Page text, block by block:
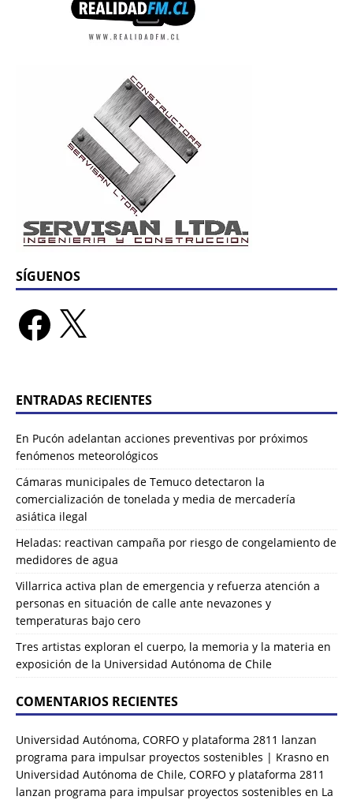
SÍGUENOS
ENTRADAS RECIENTES
En Pucón adelantan acciones preventivas por próximos
fenómenos meteorológicos
Cámaras municipales de Temuco detectaron la
comercialización de tonelada y media de mercadería
asiática ilegal
Heladas: reactivan campaña por riesgo de congelamiento de
medidores de agua
Villarrica activa plan de emergencia y refuerza atención a
personas en situación de calle ante nevazones y
temperaturas bajo cero
Tres artistas exploran el cuerpo, la memoria y la materia en
exposición de la Universidad Autónoma de Chile
COMENTARIOS RECIENTES
Universidad Autónoma, CORFO y plataforma 2811 lanzan
programa para impulsar proyectos sostenibles | Krasno en
Universidad Autónoma de Chile, CORFO y plataforma 2811
lanzan programa para impulsar proyectos sostenibles en La